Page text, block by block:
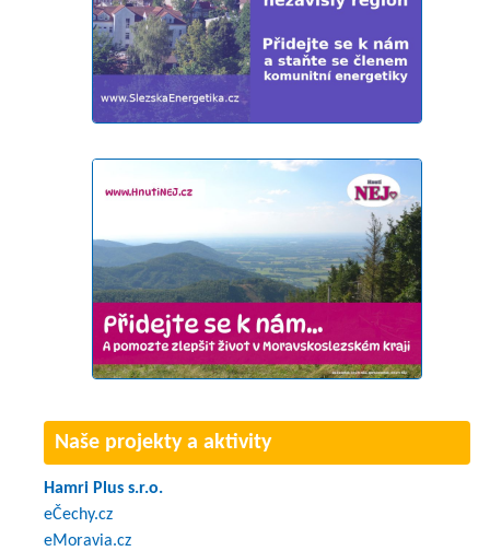
Naše projekty a aktivity
Hamri Plus s.r.o.
eČechy.cz
eMoravia.cz